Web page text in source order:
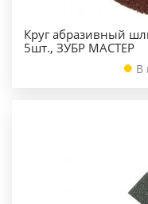
Круг абразивный
5шт., ЗУБР МАСТЕР
В